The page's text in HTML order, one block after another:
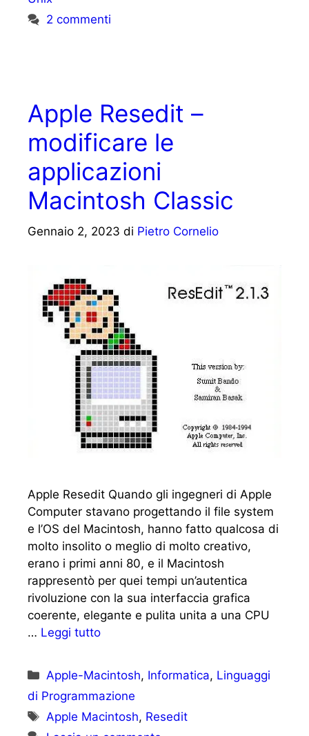
2 commenti
Apple Resedit –
modificare le
applicazioni
Macintosh Classic
Gennaio 2, 2023 di Pietro Cornelio
Apple Resedit Quando gli ingegneri di Apple
Computer stavano progettando il file system
e l’OS del Macintosh, hanno fatto qualcosa di
molto insolito o meglio di molto creativo,
erano i primi anni 80, e il Macintosh
rappresentò per quei tempi un’autentica
rivoluzione con la sua interfaccia grafica
coerente, elegante e pulita unita a una CPU
… Leggi tutto
Categorie
Apple-Macintosh, Informatica, Linguaggi
di Programmazione
Tag
Apple Macintosh, Resedit